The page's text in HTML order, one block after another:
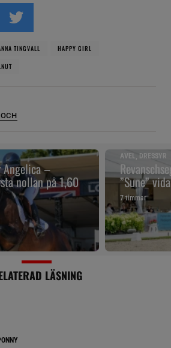
TINGVALL
HAPPY GIRL
–
nollan på 1,60
AVEL, DRESSYR
”Sune”
7 timmar
LÄSNING